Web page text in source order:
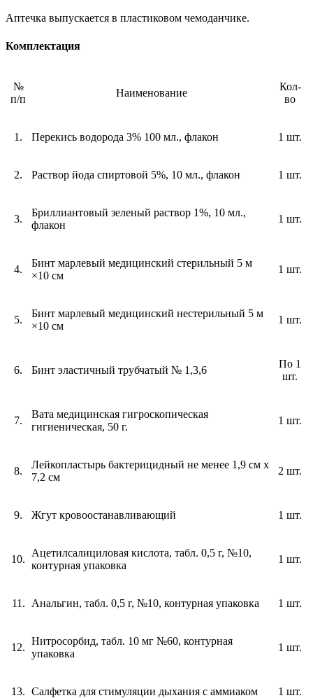
Аптечка выпускается в пластиковом чемоданчике.
Комплектация
№
п/п
Наименование
Кол-
во
1. Перекись водорода 3% 100 мл., флакон 1 шт.
2. Раствор йода спиртовой 5%, 10 мл., флакон 1 шт.
3.
Бриллиантовый зеленый раствор 1%, 10 мл.,
флакон
1 шт.
4.
Бинт марлевый медицинский стерильный 5 м
×10 см
1 шт.
5.
Бинт марлевый медицинский нестерильный 5 м
×10 см
1 шт.
6. Бинт эластичный трубчатый № 1,3,6
По 1
шт.
7.
Вата медицинская гигроскопическая
гигиеническая, 50 г.
1 шт.
8.
Лейкопластырь бактерицидный не менее 1,9 см х
7,2 см
2 шт.
9. Жгут кровоостанавливающий 1 шт.
10.
Ацетилсалициловая кислота, табл. 0,5 г, №10,
контурная упаковка
1 шт.
11. Анальгин, табл. 0,5 г, №10, контурная упаковка 1 шт.
12.
Нитросорбид, табл. 10 мг №60, контурная
упаковка
1 шт.
13. Салфетка для стимуляции дыхания с аммиаком 1 шт.